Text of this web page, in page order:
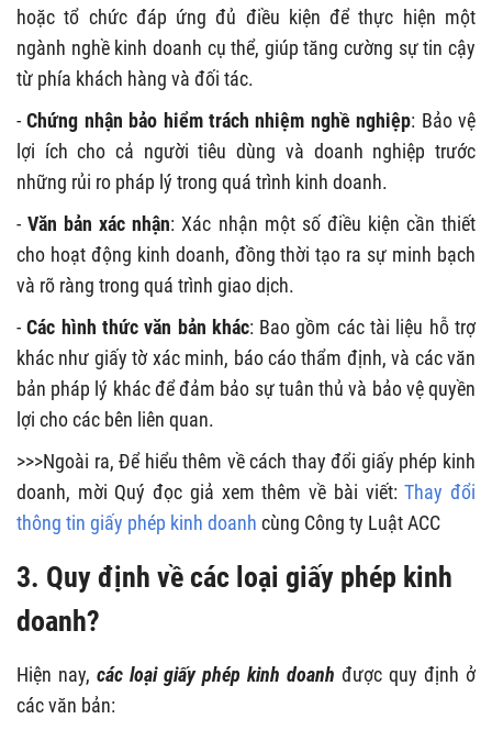
hoặc tổ chức đáp ứng đủ điều kiện để thực hiện một
ngành nghề kinh doanh cụ thể, giúp tăng cường sự tin cậy
từ phía khách hàng và đối tác.
-Chứng nhận bảo hiểm trách nhiệm nghề nghiệp: Bảo vệ
lợi ích cho cả người tiêu dùng và doanh nghiệp trước
những rủi ro pháp lý trong quá trình kinh doanh.
-Văn bản xác nhận: Xác nhận một số điều kiện cần thiết
cho hoạt động kinh doanh, đồng thời tạo ra sự minh bạch
và rõ ràng trong quá trình giao dịch.
-Các hình thức văn bản khác: Bao gồm các tài liệu hỗ trợ
khác như giấy tờ xác minh, báo cáo thẩm định, và các văn
bản pháp lý khác để đảm bảo sự tuân thủ và bảo vệ quyền
lợi cho các bên liên quan.
>>>Ngoài ra, Để hiểu thêm về cách thay đổi giấy phép kinh
doanh, mời Quý đọc giả xem thêm về bài viết: Thay đổi
thông tin giấy phép kinh doanh cùng Công ty Luật ACC
3. Quy định về các loại giấy phép kinh
doanh?
Hiện nay, các loại giấy phép kinh doanh được quy định ở
các văn bản: